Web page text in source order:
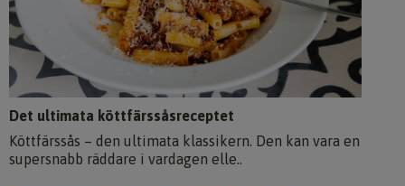
Det ultimata köttfärssåsreceptet
Köttfärssås – den ultimata klassikern. Den kan vara en
supersnabb räddare i vardagen elle..